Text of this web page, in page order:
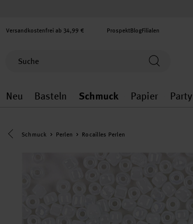
Versandkostenfrei ab 34,99 € ProspektBlogFilialen
Neu
Neu general.openMenu
Basteln
Basteln general.openMenu
Schmuck
Schmuck
Papier Party
Eine Kategorie zurück navigieren
Schmuck Perlen Rocailles Perlen